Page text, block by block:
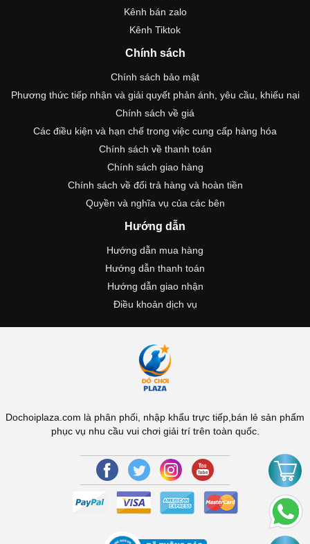
Kênh bán zalo
Kênh Tiktok
Chính sách
Chính sách bảo mật
Phương thức tiếp nhận và giải quyết phản ánh, yêu cầu, khiếu nại
Chính sách về giá
Các điều kiện và hạn chế trong việc cung cấp hàng hóa
Chính sách về thanh toán
Chính sách giao hàng
Chính sách về đổi trả hàng và hoàn tiền
Quyền và nghĩa vụ của các bên
Hướng dẫn
Hướng dẫn mua hàng
Hướng dẫn thanh toán
Hướng dẫn giao nhận
Điều khoản dịch vụ
Dochoiplaza.com là phân phối, nhập khẩu trực tiếp,bán lẻ sản phẩm
phục vụ nhu cầu vui chơi giải trí trên toàn quốc.